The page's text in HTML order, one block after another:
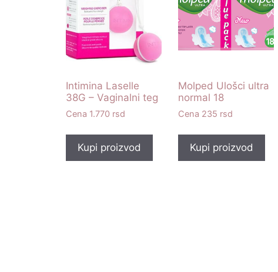
Intimina Laselle
38G – Vaginalni teg
1.770 rsd
Kupi proizvod
Molped Ulošci ultra
normal 18
235 rsd
Kupi proizvod